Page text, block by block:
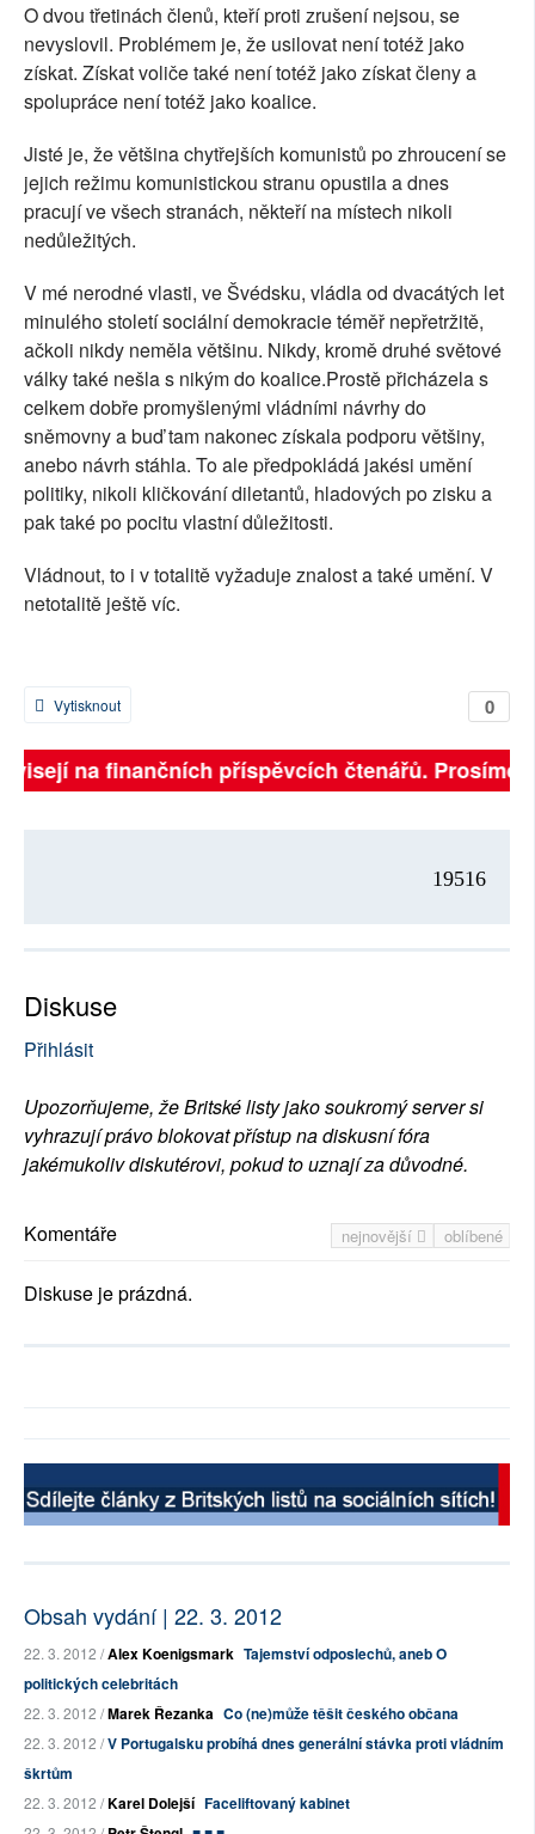
O dvou třetinách členů, kteří proti zrušení nejsou, se
nevyslovil. Problémem je, že usilovat není totéž jako
získat. Získat voliče také není totéž jako získat členy a
spolupráce není totéž jako koalice.
Jisté je, že většina chytřejších komunistů po zhroucení se
jejich režimu komunistickou stranu opustila a dnes
pracují ve všech stranách, někteří na místech nikoli
nedůležitých.
V mé nerodné vlasti, ve Švédsku, vládla od dvacátých let
minulého století sociální demokracie téměř nepřetržitě,
ačkoli nikdy neměla většinu. Nikdy, kromě druhé světové
války také nešla s nikým do koalice.Prostě přicházela s
celkem dobře promyšlenými vládními návrhy do
sněmovny a buď tam nakonec získala podporu většiny,
anebo návrh stáhla. To ale předpokládá jakési umění
politiky, nikoli kličkování diletantů, hladových po zisku a
pak také po pocitu vlastní důležitosti.
Vládnout, to i v totalitě vyžaduje znalost a také umění. V
netotalitě ještě víc.
0
Vytisknout
na finančních příspěvcích čtenářů. Prosíme,
19516
Diskuse
Přihlásit
Upozorňujeme, že Britské listy jako soukromý server si
vyhrazují právo blokovat přístup na diskusní fóra
jakémukoliv diskutérovi, pokud to uznají za důvodné.
nejnovější oblíbené
Komentáře
Diskuse je prázdná.
Obsah vydání | 22. 3. 2012
22. 3. 2012 /Alex Koenigsmark Tajemství odposlechů, aneb O
politických celebritách
22. 3. 2012 /Marek Řezanka Co (ne)může těšit českého občana
22. 3. 2012 /V Portugalsku probíhá dnes generální stávka proti vládním
škrtům
22. 3. 2012 /Karel Dolejší Faceliftovaný kabinet